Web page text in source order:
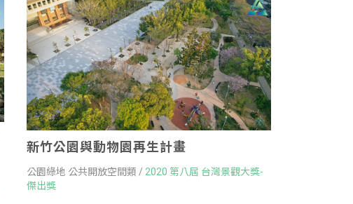
新竹公園與動物園再生計畫
公園綠地 公共開放空間類 / 2020 第八屆 台灣景觀大獎-
傑出獎